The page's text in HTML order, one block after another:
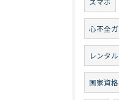
心不全
レンタ
国家資